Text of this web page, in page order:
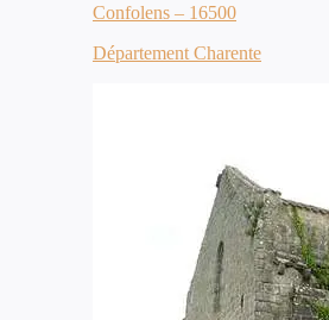
Confolens – 16500
Département Charente